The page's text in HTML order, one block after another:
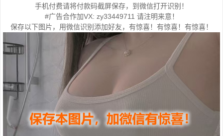
手机付费请将付款码截屏保存，到微信打开识别！
#广告合作加VX: zy33449711 请注明来意！
保存以下图片，用微信识别添加好友，有惊喜！有惊喜！有惊喜！